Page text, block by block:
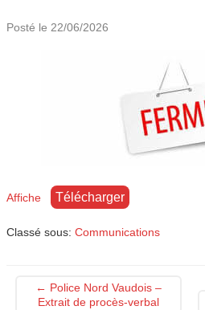
Posté le 22/06/2026
Affiche Télécharger
Classé sous: Communications
← Police Nord Vaudois –
Extrait de procès-verbal